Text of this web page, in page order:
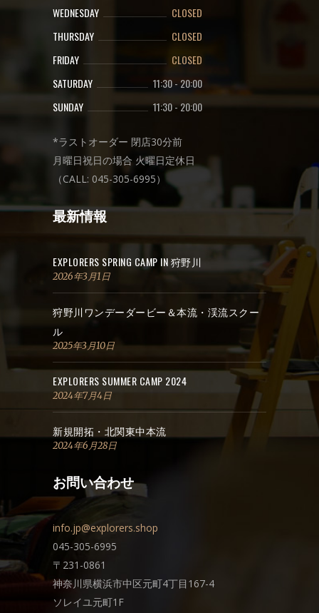
WEDNESDAY
CLOSED
THURSDAY
CLOSED
FRIDAY
CLOSED
SATURDAY
11:30- 20:00
SUNDAY
11:30-20:00
*ラストオーダー 閉店30分前
月曜日祝日の場合 火曜日定休日
（CALL: 045-305-6995）
最新情報
EXPLORERS SPRING CAMP IN 狩野川
2026年3月1日
狩野川ワンデーダービー＆本流・渓流スクー
ル
2025年3月10日
EXPLORERS SUMMER CAMP 2024
2024年7月4日
新規開拓・北関東中本流
2024年6月28日
お問い合わせ
info.jp@explorers.shop
045-305-6995
〒231-0861
神奈川県横浜市中区元町4丁目167-4
ソレイユ元町1F